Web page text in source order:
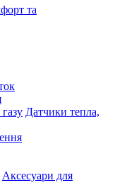
та
Датчики тепла,
Аксесуари для